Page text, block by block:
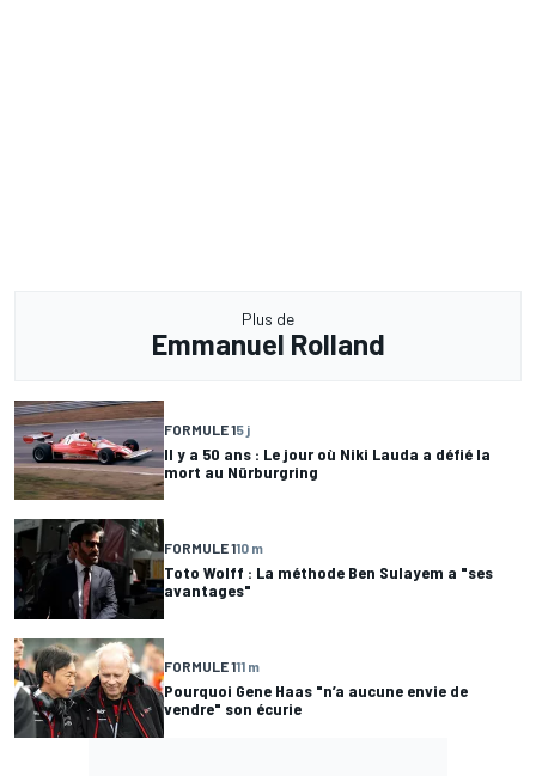
Plus de
Emmanuel Rolland
FORMULE 15 j
Il y a 50 ans : Le jour où Niki Lauda a défié la
mort au Nürburgring
FORMULE 110 m
Toto Wolff : La méthode Ben Sulayem a "ses
avantages"
FORMULE 111 m
Pourquoi Gene Haas "n’a aucune envie de
vendre" son écurie